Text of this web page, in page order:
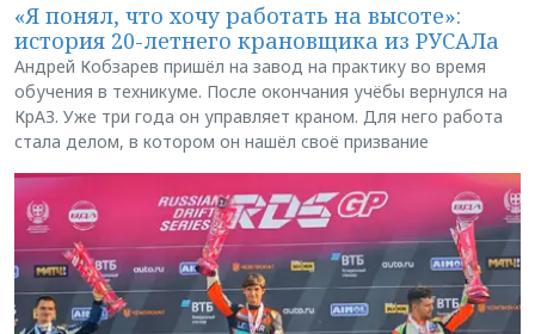
«Я понял, что хочу работать на высоте»:
история 20-летнего крановщика из РУСАЛа
Андрей Кобзарев пришёл на завод на практику во время
обучения в техникуме. После окончания учёбы вернулся на
КрАЗ. Уже три года он управляет краном. Для него работа
стала делом, в котором он нашёл своё призвание